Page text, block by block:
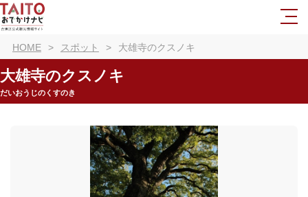
HOME スポット 大雄寺のクスノキ
大雄寺のクスノキ
だいおうじのくすのき